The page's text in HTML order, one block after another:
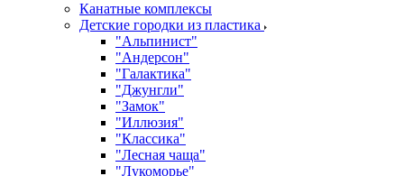
Канатные комплексы
Детские городки из пластика
"Альпинист"
"Андерсон"
"Галактика"
"Джунгли"
"Замок"
"Иллюзия"
"Классика"
"Лесная чаща"
"Лукоморье"